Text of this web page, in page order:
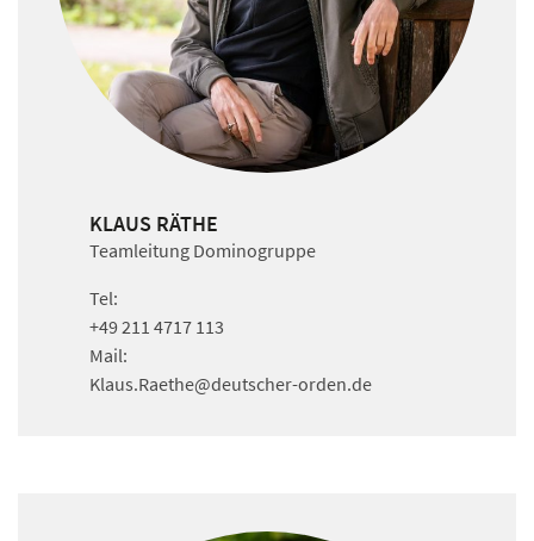
KLAUS RÄTHE
Teamleitung Dominogruppe
Tel:
+49 211 4717 113
Mail:
Klaus.Raethe@deutscher-orden.de